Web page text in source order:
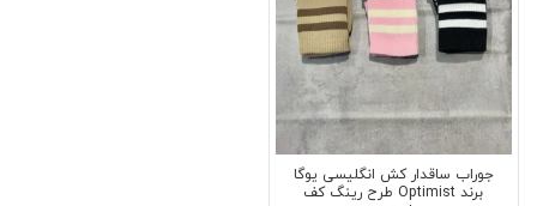
جوراب ساقدار کش انگلیسی یوگا
برند Optimist طرح رینگ کف